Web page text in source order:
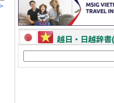
越日・日越辞